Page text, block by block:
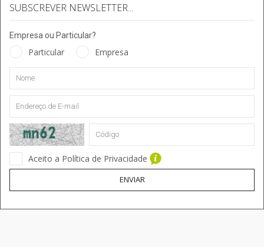
SUBSCREVER NEWSLETTER...
Empresa ou Particular?
Particular Empresa
Aceito a Política de Privacidade
ENVIAR